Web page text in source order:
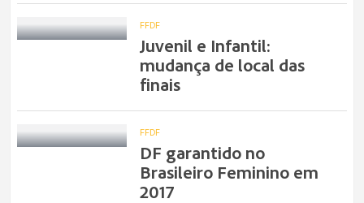
FFDF
Juvenil e Infantil:
mudança de local das
finais
FFDF
DF garantido no
Brasileiro Feminino em
2017